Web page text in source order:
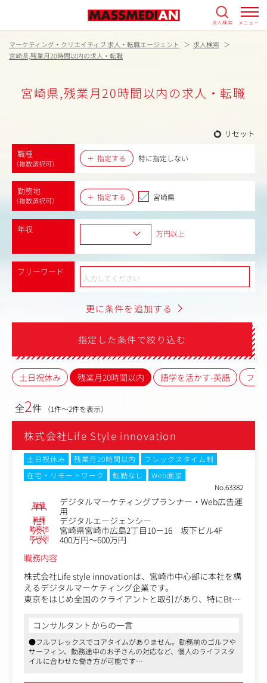
求人検索 メニュー
マーケティング・クリエイティブ 求人・転職エージェント
求人検索
宮崎県,残業月20時間以内の求人・転職
宮崎県,残業月20時間以内の求人・転職
リセット
職種
（複数選択可）
指定する 特に指定しない
勤務地
（複数選択可） 指定する 宮崎県
年収 万円以上
フリーワード
更に条件を追加する
指定した条件で絞り込む
土日祝休み 残業月20時間以内 語学を活かす-英語 フレ
全2件 （1件～2件を表示）
株式会社Life Style innovation
土日祝休み 残業月20時間以内
フレックスタイム制
在宅・リモートワーク
転勤なし
Web面接
No.63382
職種
デジタルマーケティングプランナー・Web広告運
用
業種 デジタルエージェンシー
勤務地 宮崎県宮崎市広島2丁目10－16 坂下ビル4F
年収例
400万円～600万円
職務内容
株式会社Life style innovationは、宮崎市中心部に本社を構
えるデジタルマーケティング企業です。
東京をはじめ全国のクライアントと取引があり、特にBtoB
クライアントには上場企業や大手通販企業なども多数。W
eb広告運用やSNS運用、MA/CRMの活用支援まで、包括的
なマーケティング支援を展開しています。
当社の大きな特徴は「分業制ではない」こと。
コンサルタントからの一言
●フルフレックスでコアタイムがありません。勤務前のゴルフや
サーフィン、勤務途中のお子さんの対応など、個人のライフスタ
イルに合わせた働き方が可能です